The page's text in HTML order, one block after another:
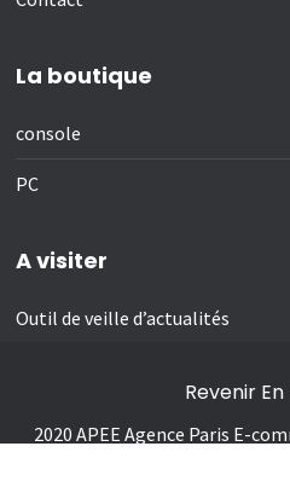
La boutique
console
PC
A visiter
Outil de veille d’actualités
2020 APEE Agence Paris E-
Revenir